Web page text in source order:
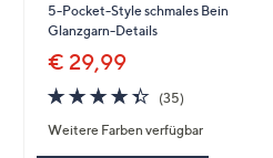
5-Pocket-Style schmales Bein
Glanzgarn-Details
€ 29,99
4.3
von
5
(35)
Weitere Farben verfügbar